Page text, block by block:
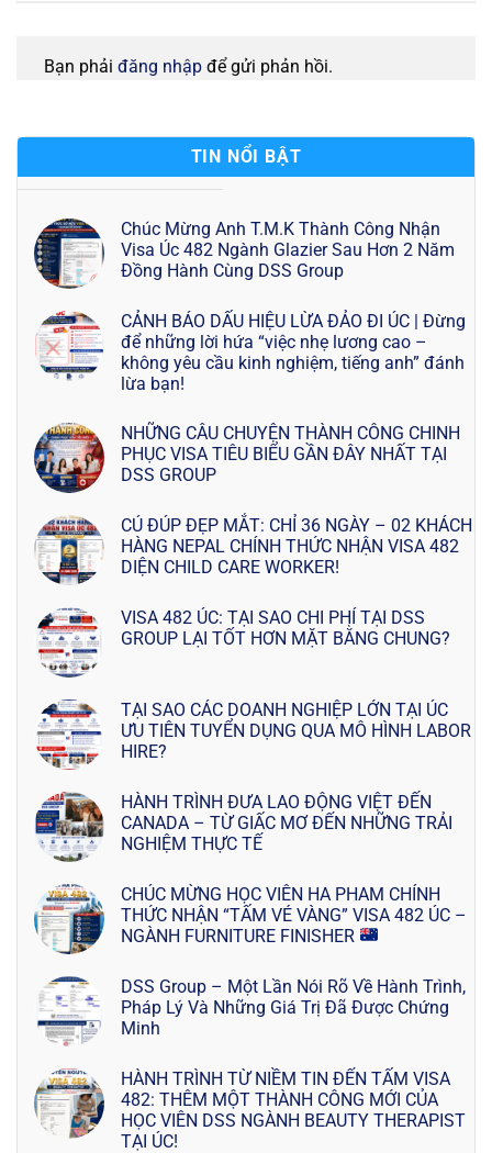
Bạn phải đăng nhập để gửi phản hồi.
TIN NỔI BẬT
Chúc Mừng Anh T.M.K Thành Công Nhận
Visa Úc 482 Ngành Glazier Sau Hơn 2 Năm
Đồng Hành Cùng DSS Group
CẢNH BÁO DẤU HIỆU LỪA ĐẢO ĐI ÚC | Đừng
để những lời hứa “việc nhẹ lương cao –
không yêu cầu kinh nghiệm, tiếng anh” đánh
lừa bạn!
NHỮNG CÂU CHUYỆN THÀNH CÔNG CHINH
PHỤC VISA TIÊU BIỂU GẦN ĐÂY NHẤT TẠI
DSS GROUP
CÚ ĐÚP ĐẸP MẮT: CHỈ 36 NGÀY – 02 KHÁCH
HÀNG NEPAL CHÍNH THỨC NHẬN VISA 482
DIỆN CHILD CARE WORKER!
VISA 482 ÚC: TẠI SAO CHI PHÍ TẠI DSS
GROUP LẠI TỐT HƠN MẶT BẰNG CHUNG?
TẠI SAO CÁC DOANH NGHIỆP LỚN TẠI ÚC
ƯU TIÊN TUYỂN DỤNG QUA MÔ HÌNH LABOR
HIRE?
HÀNH TRÌNH ĐƯA LAO ĐỘNG VIỆT ĐẾN
CANADA – TỪ GIẤC MƠ ĐẾN NHỮNG TRẢI
NGHIỆM THỰC TẾ
CHÚC MỪNG HỌC VIÊN HA PHAM CHÍNH
THỨC NHẬN “TẤM VÉ VÀNG” VISA 482 ÚC –
NGÀNH FURNITURE FINISHER
DSS Group – Một Lần Nói Rõ Về Hành Trình,
Pháp Lý Và Những Giá Trị Đã Được Chứng
Minh
HÀNH TRÌNH TỪ NIỀM TIN ĐẾN TẤM VISA
482: THÊM MỘT THÀNH CÔNG MỚI CỦA
HỌC VIÊN DSS NGÀNH BEAUTY THERAPIST
TẠI ÚC!